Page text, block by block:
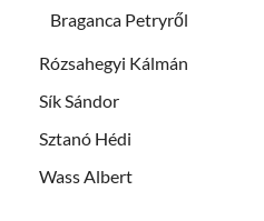
Braganca Petryről
Rózsahegyi Kálmán
Sík Sándor
Sztanó Hédi
Wass Albert